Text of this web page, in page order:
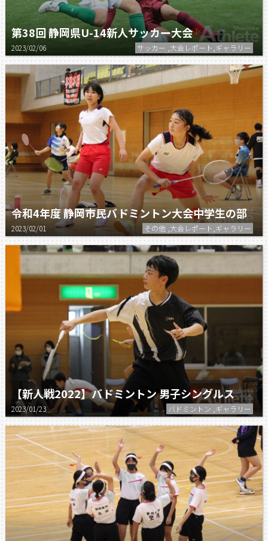
第38回 静岡県U-14新人サッカー大会
2023/02/06 サッカー ,大会レポート,ギャラリー
令和4年度 静岡市民バドミントン大会中学生の部
2023/02/01 その他 ,大会レポート,ギャラリー
【新人戦2022】バドミントン 男子シングルス
2023/01/23 バドミントン ,ギャラリー